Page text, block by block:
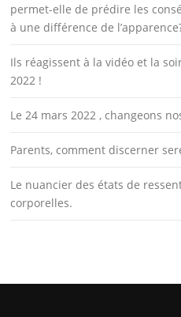
permet-elle de prédire les
à une différence de
Ils réagissent à la vidéo et la
2022 !
Le 24 mars 2022 , changeons
Parents, comment discerner
Le nuancier des états de
corporelles.